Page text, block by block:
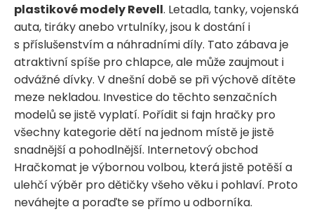
plastikové modely Revell. Letadla, tanky, vojenská
auta, tiráky anebo vrtulníky, jsou k dostání i
s příslušenstvím a náhradními díly. Tato zábava je
atraktivní spíše pro chlapce, ale může zaujmout i
odvážné dívky. V dnešní době se při výchově dítěte
meze nekladou. Investice do těchto senzačních
modelů se jistě vyplatí. Pořídit si fajn hračky pro
všechny kategorie dětí na jednom místě je jistě
snadnější a pohodlnější. Internetový obchod
Hračkomat je výbornou volbou, která jistě potěší a
ulehčí výběr pro dětičky všeho věku i pohlaví. Proto
neváhejte a poraďte se přímo u odborníka.